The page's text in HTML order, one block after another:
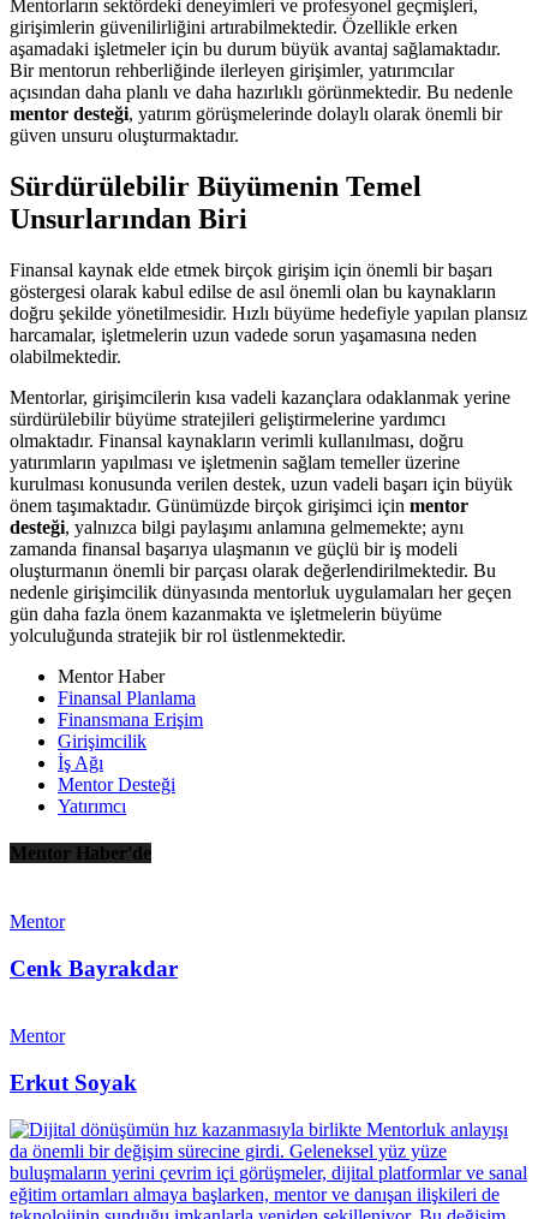
Mentorların sektördeki deneyimleri ve profesyonel geçmişleri,
girişimlerin güvenilirliğini artırabilmektedir. Özellikle erken
aşamadaki işletmeler için bu durum büyük avantaj sağlamaktadır.
Bir mentorun rehberliğinde ilerleyen girişimler, yatırımcılar
açısından daha planlı ve daha hazırlıklı görünmektedir. Bu nedenle
mentor desteği, yatırım görüşmelerinde dolaylı olarak önemli bir
güven unsuru oluşturmaktadır.
Sürdürülebilir Büyümenin Temel
Unsurlarından Biri
Finansal kaynak elde etmek birçok girişim için önemli bir başarı
göstergesi olarak kabul edilse de asıl önemli olan bu kaynakların
doğru şekilde yönetilmesidir. Hızlı büyüme hedefiyle yapılan plansız
harcamalar, işletmelerin uzun vadede sorun yaşamasına neden
olabilmektedir.
Mentorlar, girişimcilerin kısa vadeli kazançlara odaklanmak yerine
sürdürülebilir büyüme stratejileri geliştirmelerine yardımcı
olmaktadır. Finansal kaynakların verimli kullanılması, doğru
yatırımların yapılması ve işletmenin sağlam temeller üzerine
kurulması konusunda verilen destek, uzun vadeli başarı için büyük
önem taşımaktadır. Günümüzde birçok girişimci için mentor
desteği, yalnızca bilgi paylaşımı anlamına gelmemekte; aynı
zamanda finansal başarıya ulaşmanın ve güçlü bir iş modeli
oluşturmanın önemli bir parçası olarak değerlendirilmektedir. Bu
nedenle girişimcilik dünyasında mentorluk uygulamaları her geçen
gün daha fazla önem kazanmakta ve işletmelerin büyüme
yolculuğunda stratejik bir rol üstlenmektedir.
Mentor Haber
Finansal Planlama
Finansmana Erişim
Girişimcilik
İş Ağı
Mentor Desteği
Yatırımcı
Mentor Haber'de
Mentor
Cenk Bayrakdar
Mentor
Erkut Soyak